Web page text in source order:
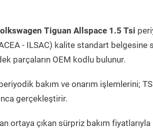
Tiguan Allspace 1.5 Tsi
- ILSAC) kalite standart
parçaların OEM kodlu bulunur.
bakım ve onarım işlemlerini;
gerçekleştirir.
ortaya çıkan sürpriz bakım fiyatlarıyla